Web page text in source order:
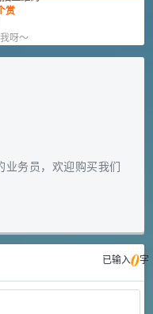
赏
呀～
业务员，欢迎购买我们
已输入0字